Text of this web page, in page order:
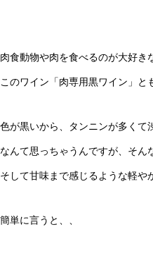
肉食動物や肉を食べるのが大好
このワイン「肉専用黒ワイン」
色が黒いから、タンニンが多くて
なんて思っちゃうんですが、そ
そして甘味まで感じるような軽や
簡単に言うと、、